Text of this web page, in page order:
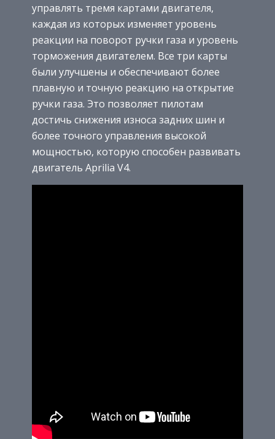
управлять тремя картами двигателя,
каждая из которых изменяет уровень
реакции на поворот ручки газа и уровень
торможения двигателем. Все три карты
были улучшены и обеспечивают более
плавную и точную реакцию на открытие
ручки газа. Это позволяет пилотам
достичь снижения износа задних шин и
более точного управления высокой
мощностью, которую способен развивать
двигатель Aprilia V4.